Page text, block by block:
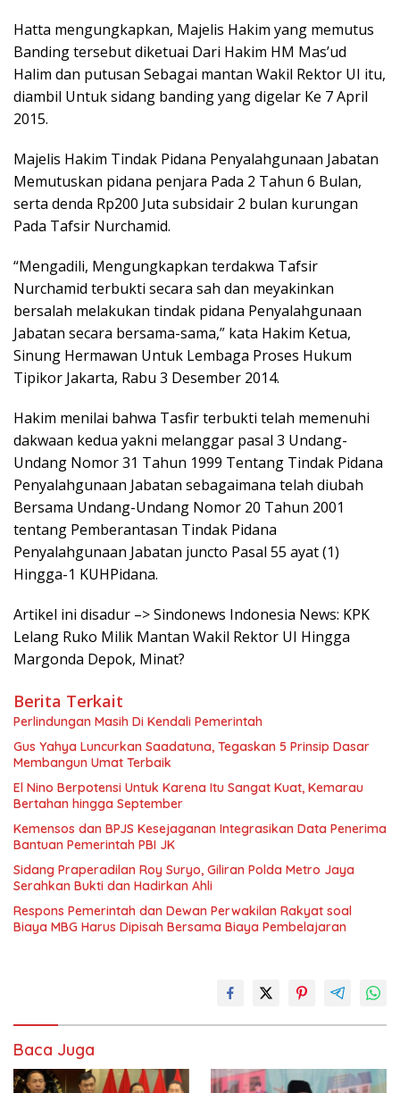
Hatta mengungkapkan, Majelis Hakim yang memutus
Banding tersebut diketuai Dari Hakim HM Mas’ud
Halim dan putusan Sebagai mantan Wakil Rektor UI itu,
diambil Untuk sidang banding yang digelar Ke 7 April
2015.
Majelis Hakim Tindak Pidana Penyalahgunaan Jabatan
Memutuskan pidana penjara Pada 2 Tahun 6 Bulan,
serta denda Rp200 Juta subsidair 2 bulan kurungan
Pada Tafsir Nurchamid.
“Mengadili, Mengungkapkan terdakwa Tafsir
Nurchamid terbukti secara sah dan meyakinkan
bersalah melakukan tindak pidana Penyalahgunaan
Jabatan secara bersama-sama,” kata Hakim Ketua,
Sinung Hermawan Untuk Lembaga Proses Hukum
Tipikor Jakarta, Rabu 3 Desember 2014.
Hakim menilai bahwa Tasfir terbukti telah memenuhi
dakwaan kedua yakni melanggar pasal 3 Undang-
Undang Nomor 31 Tahun 1999 Tentang Tindak Pidana
Penyalahgunaan Jabatan sebagaimana telah diubah
Bersama Undang-Undang Nomor 20 Tahun 2001
tentang Pemberantasan Tindak Pidana
Penyalahgunaan Jabatan juncto Pasal 55 ayat (1)
Hingga-1 KUHPidana.
Artikel ini disadur –> Sindonews Indonesia News: KPK
Lelang Ruko Milik Mantan Wakil Rektor UI Hingga
Margonda Depok, Minat?
Berita Terkait
Perlindungan Masih Di Kendali Pemerintah
Gus Yahya Luncurkan Saadatuna, Tegaskan 5 Prinsip Dasar
Membangun Umat Terbaik
El Nino Berpotensi Untuk Karena Itu Sangat Kuat, Kemarau
Bertahan hingga September
Kemensos dan BPJS Kesejaganan Integrasikan Data Penerima
Bantuan Pemerintah PBI JK
Sidang Praperadilan Roy Suryo, Giliran Polda Metro Jaya
Serahkan Bukti dan Hadirkan Ahli
Respons Pemerintah dan Dewan Perwakilan Rakyat soal
Biaya MBG Harus Dipisah Bersama Biaya Pembelajaran
Baca Juga